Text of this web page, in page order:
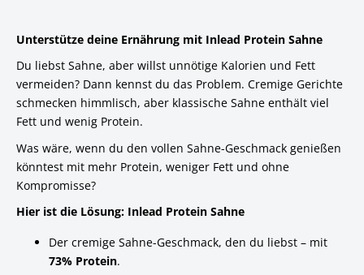
Unterstütze deine Ernährung mit Inlead Protein Sahne
Du liebst Sahne, aber willst unnötige Kalorien und Fett
vermeiden? Dann kennst du das Problem. Cremige Gerichte
schmecken himmlisch, aber klassische Sahne enthält viel
Fett und wenig Protein.
Was wäre, wenn du den vollen Sahne-Geschmack genießen
könntest mit mehr Protein, weniger Fett und ohne
Kompromisse?
Hier ist die Lösung: Inlead Protein Sahne
Der cremige Sahne-Geschmack, den du liebst – mit
73% Protein.